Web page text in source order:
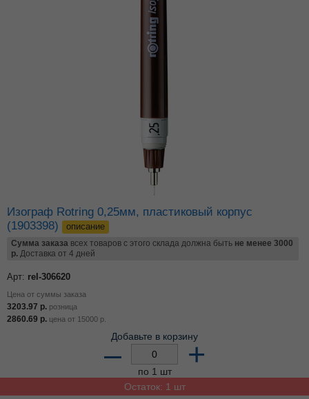
Изограф Rotring 0,25мм, пластиковый корпус
(1903398)
описание
Сумма заказа всех товаров с этого склада должна быть не менее 3000
р. Доставка от 4 дней
Арт: rel-306620
Цена от суммы заказа
3203.97 р. розница
2860.69 р. цена от 15000 р.
Добавьте в корзину
– +
по 1 шт
Остаток: 1 шт